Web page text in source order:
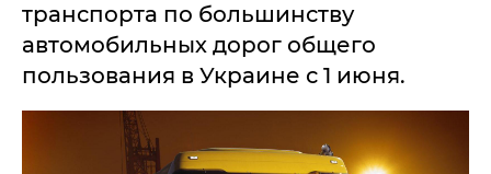
транспорта по большинству
автомобильных дорог общего
пользования в Украине с 1 июня.